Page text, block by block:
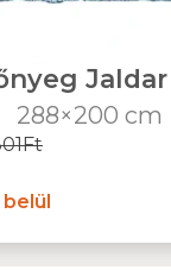
288×200 cm
belül